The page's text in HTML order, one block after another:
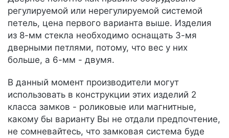
регулируемой или нерегулируемой системой
петель, цена первого варианта выше. Изделия
из 8-мм стекла необходимо оснащать 3-мя
дверными петлями, потому, что вес у них
больше, а 6-мм - двумя.
В данный момент производители могут
использовать в конструкции этих изделий 2
класса замков - роликовые или магнитные,
какому бы варианту Вы не отдали предпочтение,
не сомневайтесь, что замковая система буде